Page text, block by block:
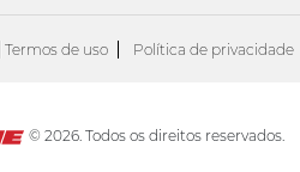
Termos de uso Política de privacidade
© 2026. Todos os direitos reservados.